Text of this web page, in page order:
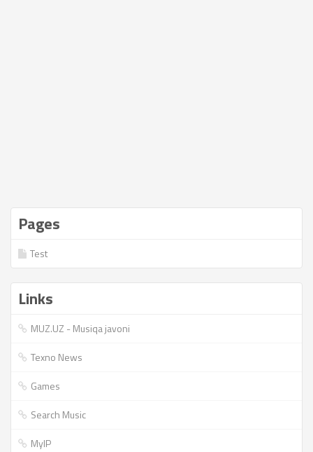
Pages
Test
Links
MUZ.UZ - Musiqa javoni
Texno News
Games
Search Music
MyIP